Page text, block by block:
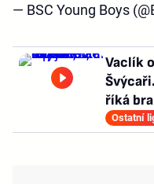
— BSC Young Boys
Vaclík
říká
Ostatní